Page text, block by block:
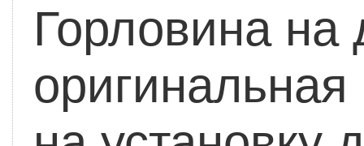
Горловина на